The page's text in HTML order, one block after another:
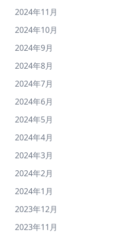
2024年11月
2024年10月
2024年9月
2024年8月
2024年7月
2024年6月
2024年5月
2024年4月
2024年3月
2024年2月
2024年1月
2023年12月
2023年11月